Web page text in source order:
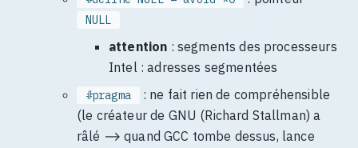
NULL
attention : segments des processeurs
Intel : adresses segmentées
#pragma
: ne fait rien de compréhensible
(le créateur de GNU (Richard Stallman) a
râlé ⟶ quand GCC tombe dessus, lance